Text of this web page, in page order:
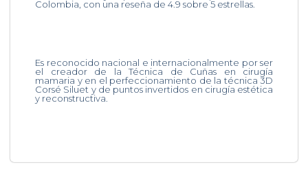
Colombia, con una reseña de 4.9 sobre 5 estrellas.
Es reconocido nacional e internacionalmente por ser
el creador de la Técnica de Cuñas en cirugía
mamaria y en el perfeccionamiento de la técnica 3D
Corsé Siluet y de puntos invertidos en cirugía estética
y reconstructiva.